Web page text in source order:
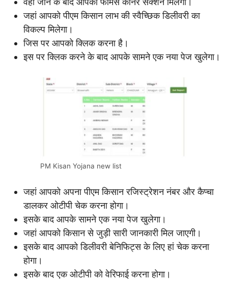
जहां आपको पीएम किसान लाभ की स्वैच्छिक डिलीवरी का
विकल्प मिलेगा।
जिस पर आपको क्लिक करना है।
इस पर क्लिक करने के बाद आपके सामने एक नया पेज खुलेगा।
PM Kisan Yojana new list
जहां आपको अपना पीएम किसान रजिस्ट्रेशन नंबर और कैप्चा
डालकर ओटीपी चेक करना होगा।
इसके बाद आपके सामने एक नया पेज खुलेगा।
जहां आपको किसान से जुड़ी सारी जानकारी मिल जाएगी।
इसके बाद आपको डिलीवरी बेनिफिट्स के लिए हां चेक करना
होगा।
इसके बाद एक ओटीपी को वेरिफाई करना होगा।